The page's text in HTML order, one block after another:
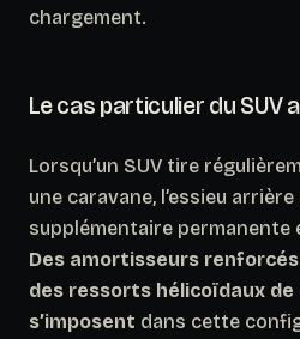
chargement.
Le cas particulier du SUV
Lorsqu’un SUV tire
une caravane, l’essieu
supplémentaire permanente
Des amortisseurs renforcés
des ressorts hélicoïdaux de
s’imposent dans cette